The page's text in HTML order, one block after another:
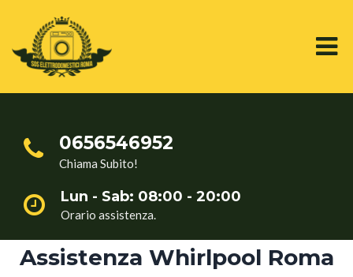
0656546952
Chiama Subito!
Lun - Sab: 08:00 - 20:00
Orario assistenza.
Assistenza Whirlpool Roma